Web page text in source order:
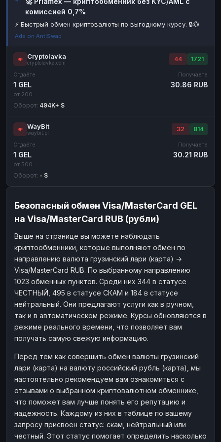
Наличные
Наличные USD Наличные USD
комиссией 0,7%
⚡ Быстрый обмен криптовалюты по выгодному курсу. 🔒💱
Ads on AntiSwap
Cryptolavka
cryptolavka.com
44 1721
Отдаёте
1 GEL
от 200
Получаете
30.86 RUB
Оборот: 494K+ $
WayBit
waybit.pl
32 814
Отдаёте
1 GEL
от 500
Получаете
30.21 RUB
Оборот: - $
Безопасный обмен Visa/MasterCard GEL
на Visa/MasterCard RUB (рубли)
Выше на странице вы можете наблюдать
криптообменники, которые выполняют обмен по
направлению валюта грузинский лари (карта) →
Visa/MasterCard RUB. По выбранному направлению
1023 обменных пунктов. Среди них 344 в статусе
ЧЕСТНЫЙ, 495 в статусе СКАМ и 184 в статусе
нейтральный. Они предлагают услуги как в ручном,
так и в автоматическом режиме. Курсы обновляются в
режиме реального времени, что позволяет вам
получать самую свежую информацию.
Перед тем как совершить обмен валюты грузинский
лари (карта) на валюту российский рубль (карта), мы
настоятельно рекомендуем вам ознакомиться с
отзывами о выбранном криптовалютном обменнике,
что поможет вам лучше понять его репутацию и
надежность. Каждому из них в таблице по вашему
запросу присвоен статус: скам, нейтральный или
честный. Этот статус помогает определить насколько